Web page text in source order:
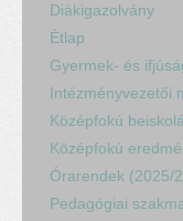
Diákigazolvány
Étlap
Gyermek- és
Intézményvezetői
Középfokú
Középfokú
Órarendek (2025/
Pedagógiai